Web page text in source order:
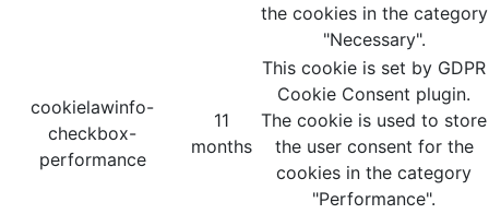
the cookies in the category
"Necessary".
cookielawinfo-
checkbox-
performance
11
months
This cookie is set by GDPR
Cookie Consent plugin.
The cookie is used to store
the user consent for the
cookies in the category
"Performance".